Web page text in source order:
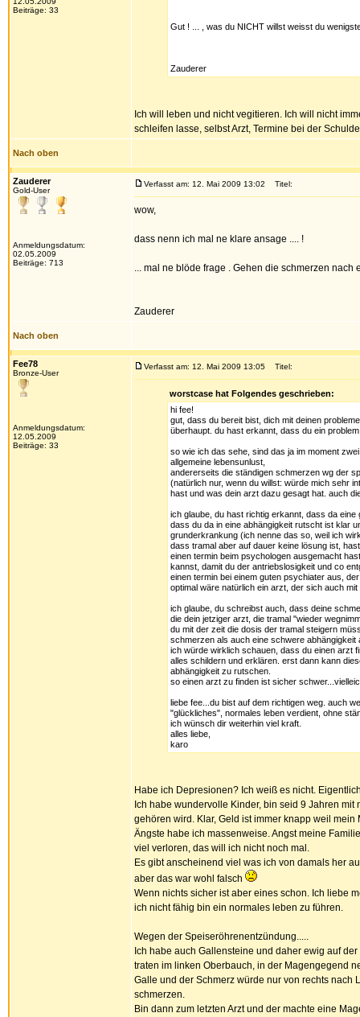
Beiträge: 33
Gut ! ... , was du NICHT willst weisst du
Zauderer
Ich will leben und nicht vegitieren. Ich will nicht
schleifen lasse, selbst Arzt, Termine bei der
Nach oben
Zauderer
Gold-User
Anmeldungsdatum:
02.05.2009
Beiträge: 713
Verfasst am: 12. Mai 2009 13:02 Titel:
wow,
dass nenn ich mal ne klare ansage .... !
... mal ne blöde frage . Gehen die schmerzen
Zauderer
Nach oben
Fee78
Bronze-User
Anmeldungsdatum:
12.05.2009
Beiträge: 33
Verfasst am: 12. Mai 2009 13:05 Titel:
worstcase hat Folgendes geschrieben:
hi fee!
gut, dass du bereit bist, dich mit deinen
überhaupt. du hast erkannt, dass du ein
so wie ich das sehe, sind das ja im moment
allgemeine lebensunlust,
andererseits die ständigen schmerzen wg der
(natürlich nur, wenn du willst: würde mich sehr
hast und was dein arzt dazu gesagt hat. auch
ich glaube, du hast richtig erkannt, dass da
dass du da in eine abhängigkeit rutscht ist klar
grunderkrankung (ich nenne das so, weil ich
dass tramal aber auf dauer keine lösung ist,
einen termin beim psychologen ausgemacht
kannst, damit du der antriebslosigkeit und co
einen termin bei einem guten psychiater aus,
optimal wäre natürlich ein arzt, der sich auch
ich glaube, du schreibst auch, dass deine
die dein jetziger arzt, die tramal "wieder
du mit der zeit die dosis der tramal steigern
schmerzen als auch eine schwere abhängigkeit
ich würde wirklich schauen, dass du einen arzt
alles schildern und erklären. erst dann kann
abhängigkeit zu rutschen.
so einen arzt zu finden ist sicher
liebe fee...du bist auf dem richtigen weg. auch
"glückliches", normales leben verdient, ohne
ich wünsch dir weiterhin viel kraft.
alles liebe,
karo
Habe ich Depresionen? Ich weiß es nicht.
Ich habe wundervolle Kinder, bin seid 9 Jahren
gehören wird. Klar, Geld ist immer knapp weil
Ängste habe ich massenweise. Angst meine
viel verloren, das will ich nicht noch mal.
Es gibt anscheinend viel was ich von damals her
aber das war wohl falsch
Wenn nichts sicher ist aber eines schon. Ich liebe
ich nicht fähig bin ein normales leben zu führen.
Wegen der Speiseröhrenentzündung.....
Ich habe auch Gallensteine und daher ewig auf
traten im linken Oberbauch, in der Magengegend
Galle und der Schmerz würde nur von rechts nach
schmerzen.
Bin dann zum letzten Arzt und der machte eine